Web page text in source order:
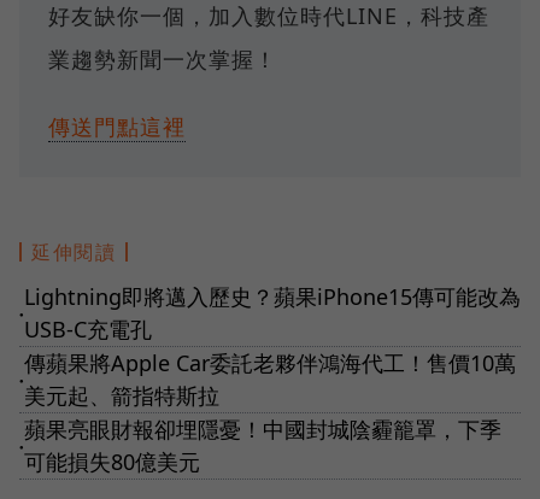
好友缺你一個，加入數位時代LINE，科技產
業趨勢新聞一次掌握！
傳送門點這裡
延伸閱讀
●
Lightning即將邁入歷史？蘋果iPhone15傳可能改為
USB-C充電孔
●
傳蘋果將Apple Car委託老夥伴鴻海代工！售價10萬
美元起、箭指特斯拉
●
蘋果亮眼財報卻埋隱憂！中國封城陰霾籠罩，下季
可能損失80億美元